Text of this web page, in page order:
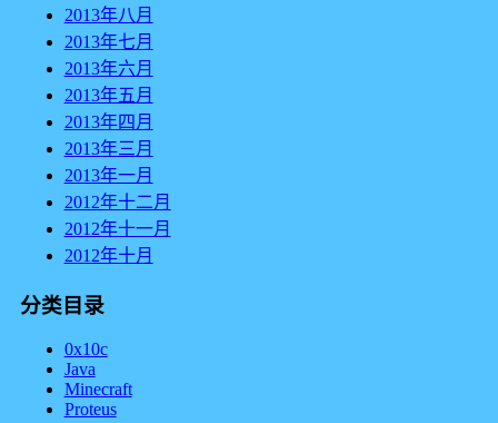
2013年八月
2013年七月
2013年六月
2013年五月
2013年四月
2013年三月
2013年一月
2012年十二月
2012年十一月
2012年十月
分类目录
0x10c
Java
Minecraft
Proteus